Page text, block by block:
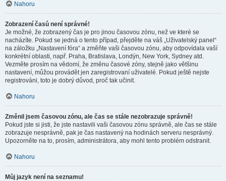
Nahoru
Zobrazení časů není správné!
Je možné, že zobrazený čas je pro jinou časovou zónu, než ve které se
nacházíte. Pokud se jedná o tento případ, přejděte na váš „Uživatelský panel“
na záložku „Nastavení fóra“ a změňte vaši časovou zónu, aby odpovídala vaší
konkrétní oblasti, např. Praha, Bratislava, Londýn, New York, Sydney atd.
Vezměte prosím na vědomí, že změnu časové zóny, stejně jako většinu
nastavení, můžou provádět jen zaregistrovaní uživatelé. Pokud ještě nejste
registrováni, toto je dobrý důvod, proč tak učinit.
Nahoru
Změnil jsem časovou zónu, ale čas se stále nezobrazuje správně!
Pokud jste si jisti, že jste nastavili vaši časovou zónu správně, ale čas se stále
zobrazuje nesprávně, pak je čas nastavený na hodinách serveru nesprávný.
Upozorněte na to, prosím, administrátora, aby mohl tento problém odstranit.
Nahoru
Můj jazyk není na seznamu!